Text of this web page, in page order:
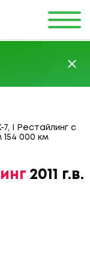
7, I Рестайлинг с
000 км
2011 г.в.